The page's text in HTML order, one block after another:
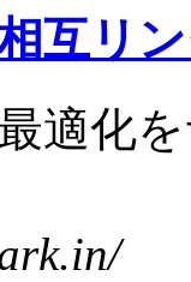
互リ
適化